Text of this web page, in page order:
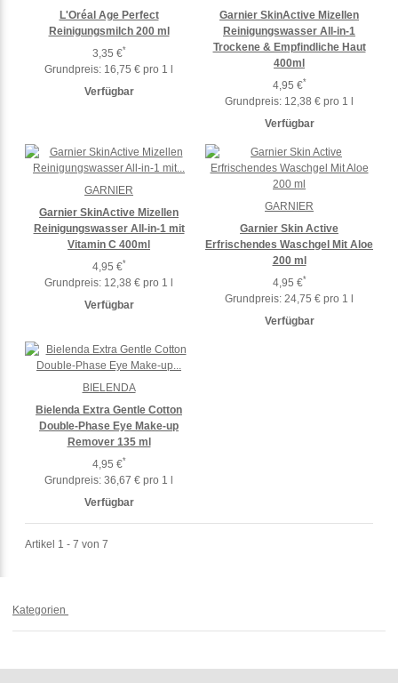
L'Oréal Age Perfect
Reinigungsmilch 200 ml
3,35 €*
Grundpreis: 16,75 € pro 1 l
Verfügbar
Garnier SkinActive Mizellen
Reinigungswasser All-in-1
Trockene & Empfindliche Haut
400ml
4,95 €*
Grundpreis: 12,38 € pro 1 l
Verfügbar
Garnier SkinActive Mizellen
Reinigungswasser All-in-1 mit
Vitamin C 400ml
4,95 €*
Grundpreis: 12,38 € pro 1 l
Verfügbar
GARNIER
Garnier Skin Active
Erfrischendes Waschgel Mit Aloe
200 ml
4,95 €*
Grundpreis: 24,75 € pro 1 l
Verfügbar
GARNIER
Bielenda Extra Gentle Cotton
Double-Phase Eye Make-up
Remover 135 ml
4,95 €*
Grundpreis: 36,67 € pro 1 l
Verfügbar
BIELENDA
Artikel 1 - 7 von 7
Kategorien